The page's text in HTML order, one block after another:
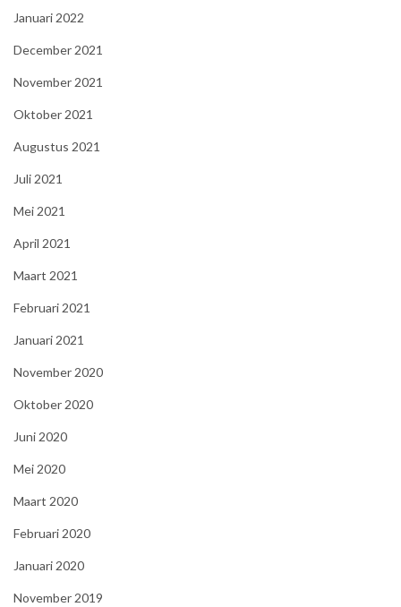
Januari 2022
December 2021
November 2021
Oktober 2021
Augustus 2021
Juli 2021
Mei 2021
April 2021
Maart 2021
Februari 2021
Januari 2021
November 2020
Oktober 2020
Juni 2020
Mei 2020
Maart 2020
Februari 2020
Januari 2020
November 2019